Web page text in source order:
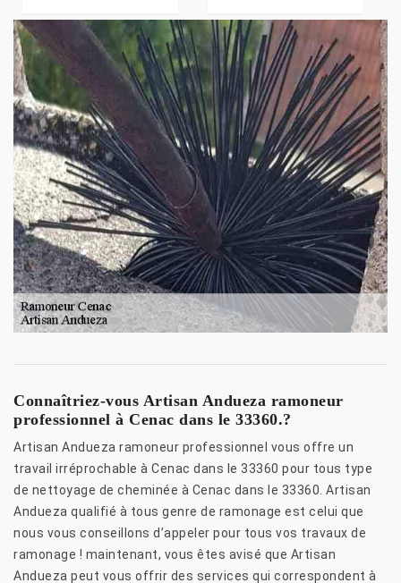
Connaîtriez-vous Artisan Andueza ramoneur
professionnel à Cenac dans le 33360.?
Artisan Andueza ramoneur professionnel vous offre un
travail irréprochable à Cenac dans le 33360 pour tous type
de nettoyage de cheminée à Cenac dans le 33360. Artisan
Andueza qualifié à tous genre de ramonage est celui que
nous vous conseillons d’appeler pour tous vos travaux de
ramonage ! maintenant, vous êtes avisé que Artisan
Andueza peut vous offrir des services qui correspondent à